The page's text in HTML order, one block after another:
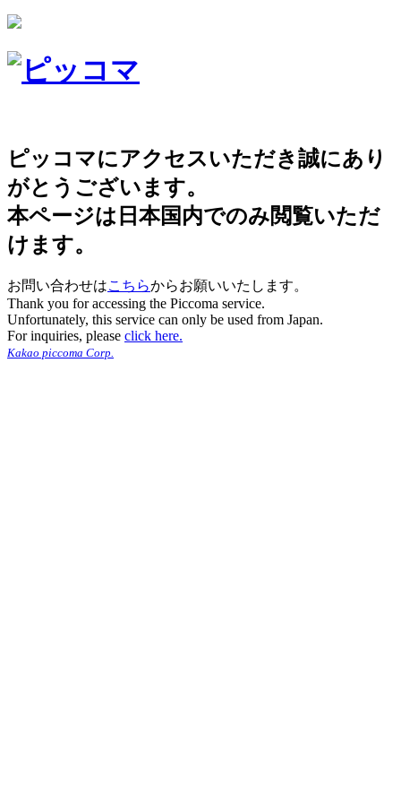
ピッコマにアクセスいただき誠にあり
がとうございます。
本ページは日本国内でのみ閲覧いただ
けます。
お問い合わせはこちらからお願いいたします。
Thank you for accessing the Piccoma service.
Unfortunately, this service can only be used from Japan.
For inquiries, please click here.
Kakao piccoma Corp.